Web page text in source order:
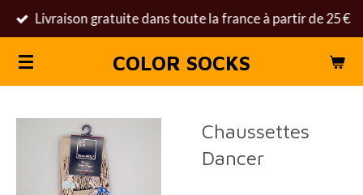
Passer
au
contenu
principal
COLOR SOCKS
Livraison gratuite dans toute la france à partir de 25 €
Chaussettes
Dancer